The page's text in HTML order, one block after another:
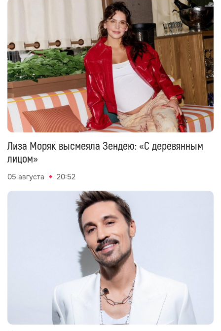
Лиза Моряк высмеяла Зендею: «С деревянным
лицом»
05 августа 20:52